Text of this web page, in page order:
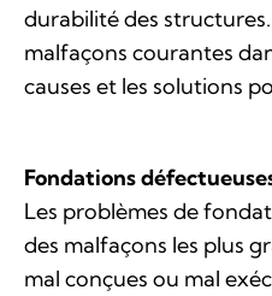
durabilité des
malfaçons courantes
causes et les solutions
Fondations
Les problèmes de
des malfaçons les plus
mal conçues ou mal